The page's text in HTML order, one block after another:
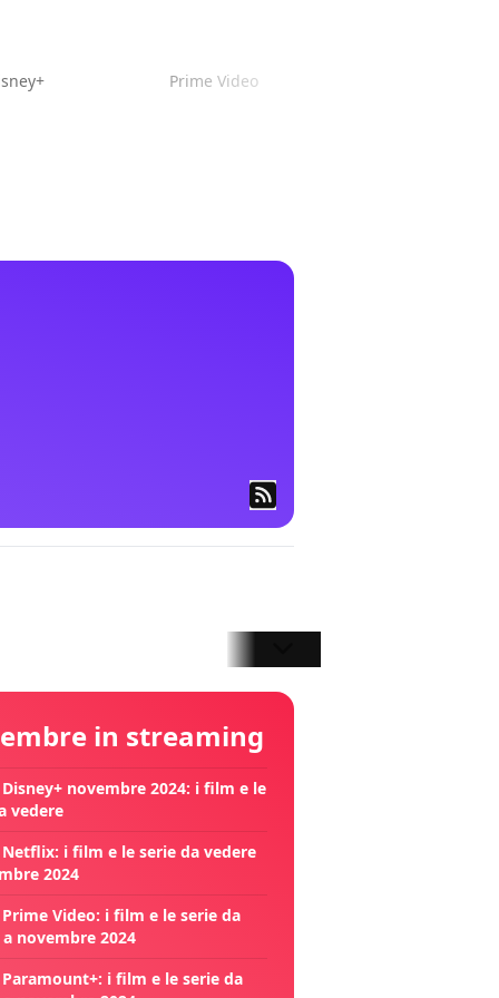
Prime Video
in streaming
novembre 2024: i film e le
vedere
i film e le serie da vedere
2024
Video: i film e le serie da
novembre 2024
i film e le serie da